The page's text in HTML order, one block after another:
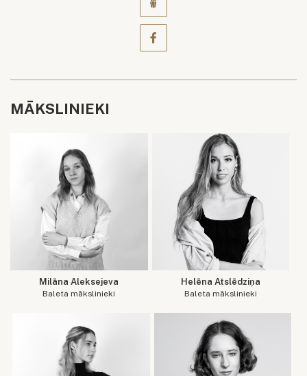
MĀKSLINIEKI
Milāna Aleksejeva
Baleta mākslinieki
Helēna Atslēdziņa
Baleta mākslinieki